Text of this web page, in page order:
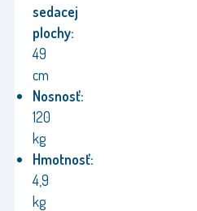
sedacej
plochy:
49
cm
Nosnosť:
120
kg
Hmotnosť:
4,9
kg